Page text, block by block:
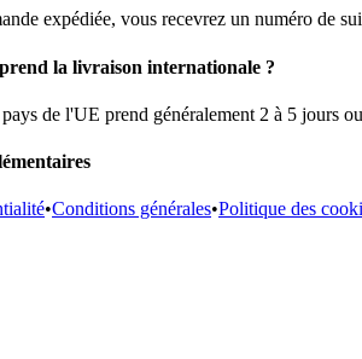
expédiée, vous recevrez un numéro de
la livraison internationale ?
de l'UE prend généralement 2 à 5 jours
•Conditions générales•Politique des